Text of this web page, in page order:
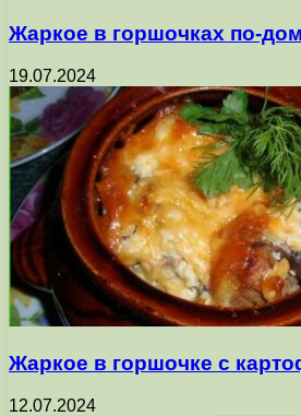
Жаркое в горшочках по-
19.07.2024
Жаркое в горшочке с
12.07.2024